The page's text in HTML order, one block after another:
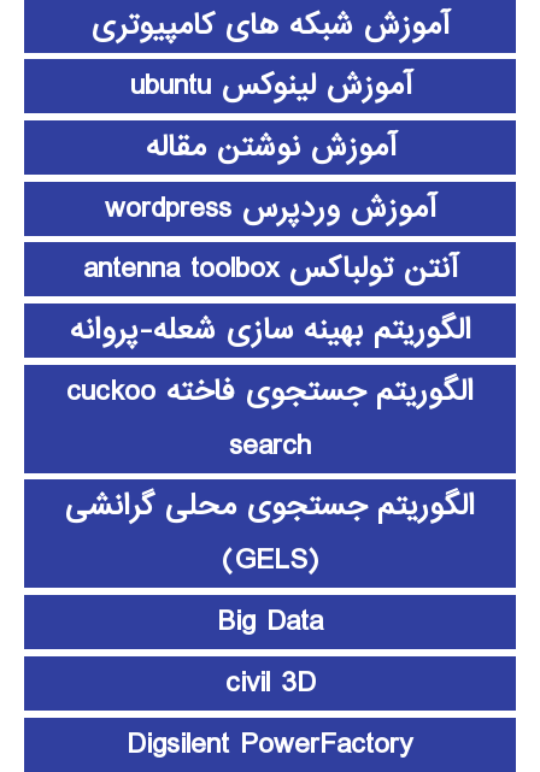
آموزش شبکه های کامپیوتری
آموزش لینوکس ubuntu
آموزش نوشتن مقاله
آموزش وردپرس wordpress
آنتن تولباکس antenna toolbox
الگوریتم بهینه سازی شعله-پروانه
الگوریتم جستجوی فاخته cuckoo
search
الگوریتم جستجوی محلی گرانشی
(GELS)
Big Data
civil 3D
Digsilent PowerFactory